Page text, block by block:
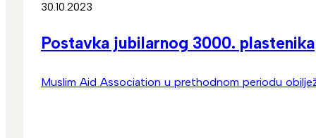
30.10.2023
Postavka jubilarnog 3000. plastenika
Muslim Aid Association u prethodnom periodu